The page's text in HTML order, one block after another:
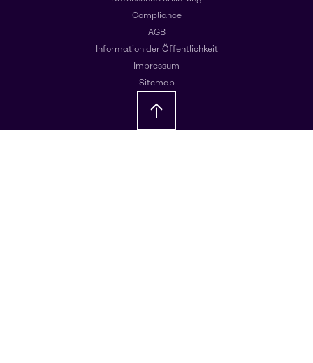
Compliance
AGB
Information der Öffentlichkeit
Impressum
Sitemap